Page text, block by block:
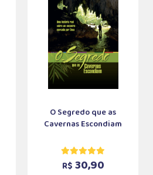
O Segredo que as
Cavernas Escondiam
R$ 30,90